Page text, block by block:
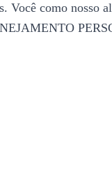
como nosso